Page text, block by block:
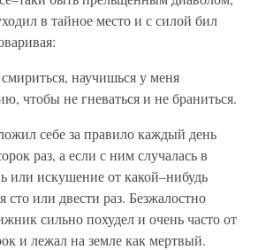
в тайное место и с силой бил
научишься у меня
чтобы не гневаться и не браниться.
себе за правило каждый день
раз, а если с ним случалась в
или искушение от какой–нибудь
сто или двести раз. Безжалостно
сильно похудел и очень часто от
и лежал на земле как мертвый.